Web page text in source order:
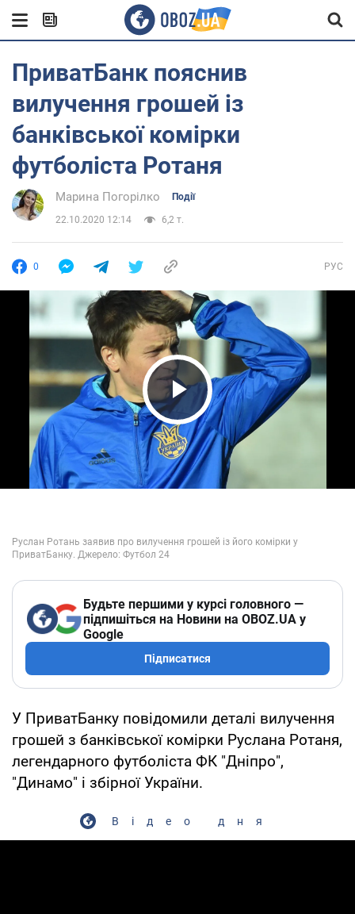
ПриватБанк пояснив
вилучення грошей із
банківської комірки
футболіста Ротаня
Марина Погорілко Події
22.10.2020 12:14 6,2 т.
0 РУС
Play Video
Будьте першими у курсі головного —
підпишіться на Новини на OBOZ.UA у
Google
Підписатися
У ПриватБанку повідомили деталі вилучення
грошей з банківської комірки Руслана Ротаня,
легендарного футболіста ФК "Дніпро",
"Динамо" і збірної України.
Відео дня